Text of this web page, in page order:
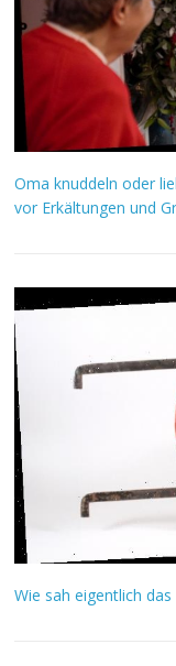
Oma knuddeln oder
vor Erkältungen und
Wie sah eigentlich